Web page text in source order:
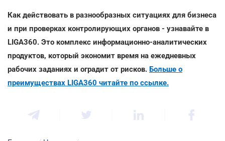
Как действовать в разнообразных ситуациях для бизнеса
и при проверках контролирующих органов - узнавайте в
LIGA360. Это комплекс информационно-аналитических
продуктов, который экономит время на ежедневных
рабочих заданиях и оградит от рисков. Больше о
преимуществах LIGA360 читайте по ссылке.